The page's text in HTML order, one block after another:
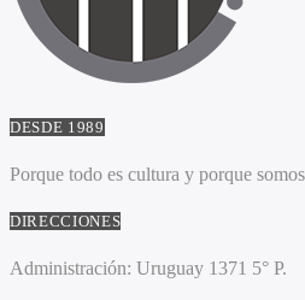
DESDE 1989
Porque todo es cultura y porque
DIRECCIONES
Administración: Uruguay 1371 5° P.